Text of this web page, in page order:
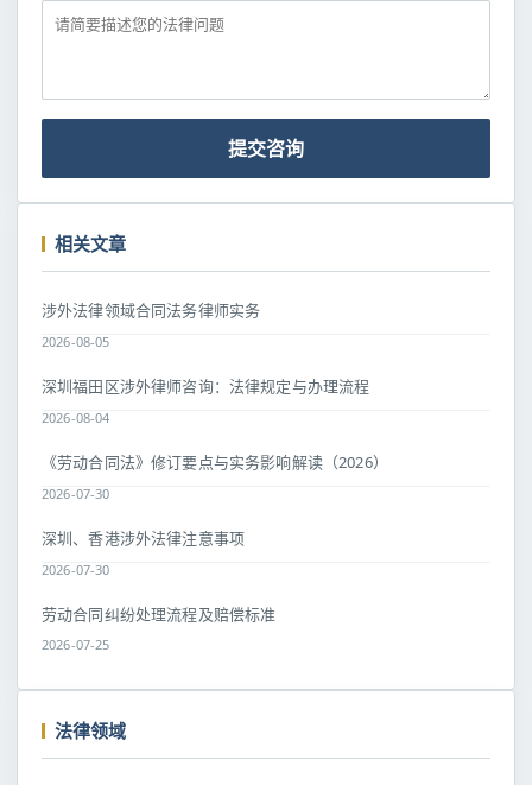
提交咨询
相关文章
涉外法律领域合同法务律师实务
2026-08-05
深圳福田区涉外律师咨询：法律规定与办理流程
2026-08-04
《劳动合同法》修订要点与实务影响解读（2026）
2026-07-30
深圳、香港涉外法律注意事项
2026-07-30
劳动合同纠纷处理流程及赔偿标准
2026-07-25
法律领域